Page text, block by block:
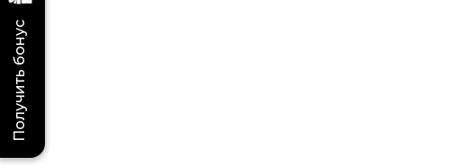
Получить бонус